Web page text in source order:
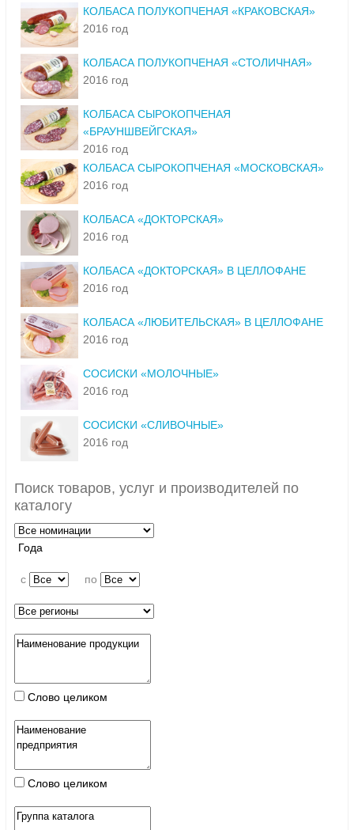
КОЛБАСА ПОЛУКОПЧЕНАЯ «КРАКОВСКАЯ»
2016 год
КОЛБАСА ПОЛУКОПЧЕНАЯ «СТОЛИЧНАЯ»
2016 год
КОЛБАСА СЫРОКОПЧЕНАЯ
«БРАУНШВЕЙГСКАЯ»
2016 год
КОЛБАСА СЫРОКОПЧЕНАЯ «МОСКОВСКАЯ»
2016 год
КОЛБАСА «ДОКТОРСКАЯ»
2016 год
КОЛБАСА «ДОКТОРСКАЯ» В ЦЕЛЛОФАНЕ
2016 год
КОЛБАСА «ЛЮБИТЕЛЬСКАЯ» В ЦЕЛЛОФАНЕ
2016 год
СОСИСКИ «МОЛОЧНЫЕ»
2016 год
СОСИСКИ «СЛИВОЧНЫЕ»
2016 год
Поиск товаров, услуг и производителей по
каталогу
Года
c по
Слово целиком
Слово целиком